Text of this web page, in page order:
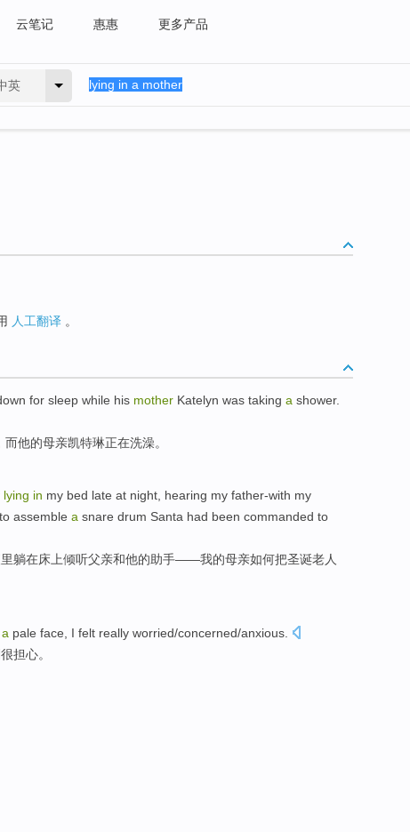
云笔记 惠惠 更多产品
英
人工翻译 。
for sleep while his mother Katelyn was taking a shower.
他的母亲凯特琳正在洗澡。
lying in my bed late at night, hearing my father-with my
assemble a snare drum Santa had been commanded to
里躺在床上倾听父亲和他的助手——我的母亲如何把圣诞老人
a pale face, I felt really worried/concerned/anxious.
很担心。